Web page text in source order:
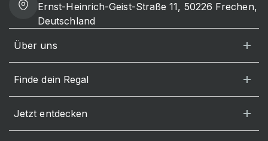
Ernst-Heinrich-Geist-Straße 11, 50226 Frechen,
Deutschland
Über uns
Finde dein Regal
Jetzt entdecken